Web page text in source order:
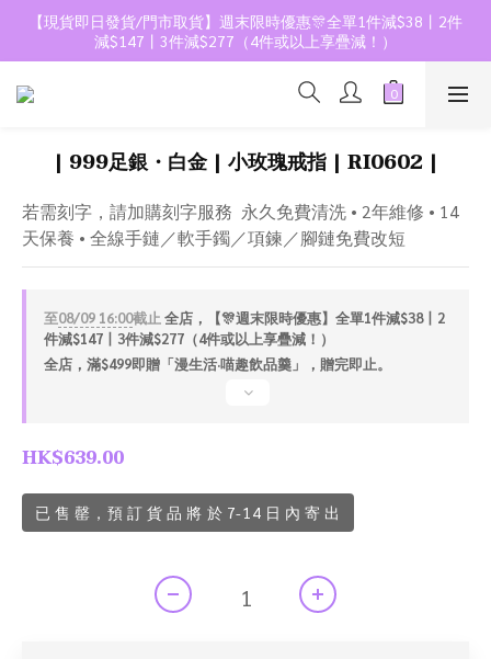
【現貨即日發貨/門市取貨】週末限時優惠🎊全單1件減$38丨2件
減$147丨3件減$277（4件或以上享疊減！）
| 999足銀・白金 | 小玫瑰戒指 | RI0602 |
若需刻字，請加購刻字服務  永久免費清洗 • 2年維修 • 14
天保養 • 全線手鏈／軟手鐲／項鍊／腳鏈免費改短
至08/09 16:00截止 全店，【🎊週末限時優惠】全單1件減$38丨2
件減$147丨3件減$277（4件或以上享疊減！）
全店，滿$499即贈「漫生活·喵趣飲品羹」，贈完即止。
HK$639.00
已 售 罄，預 訂 貨 品 將 於 7-14 日 內 寄 出